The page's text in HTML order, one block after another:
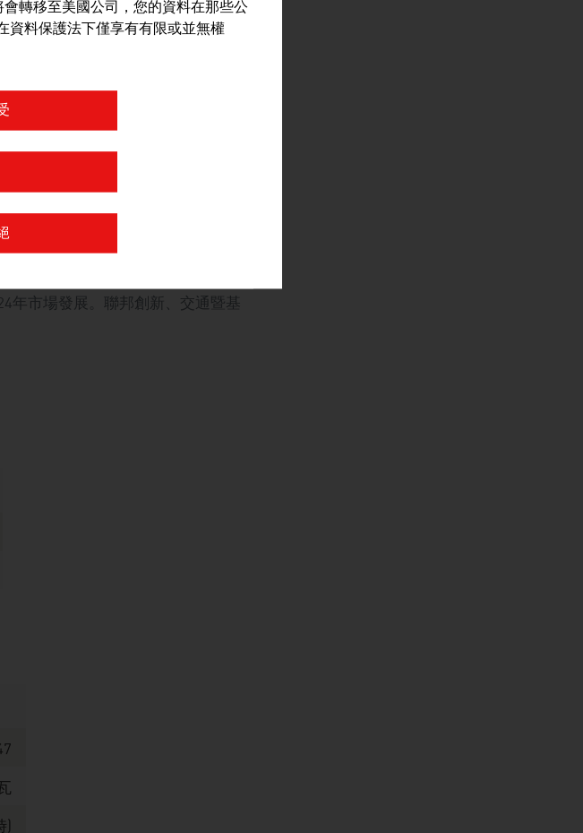
年市場發展。聯邦創新、交通暨基礎設
年市場發展。聯邦創新、交通暨基
轉移至美國公司，您的資料在那些公
資料保護法下僅享有有限或並無權